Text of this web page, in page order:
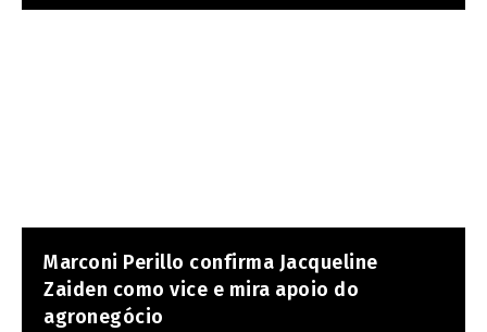
Marconi Perillo confirma Jacqueline
Zaiden como vice e mira apoio do
agronegócio